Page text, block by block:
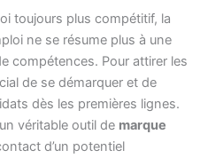
toujours plus compétitif, la
ne se résume plus à une
compétences. Pour attirer les
de se démarquer et de
dès les premières lignes.
véritable outil de marque
d’un potentiel